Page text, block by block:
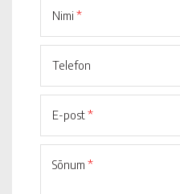
Nimi *
Telefon
E-post*
Sõnum *